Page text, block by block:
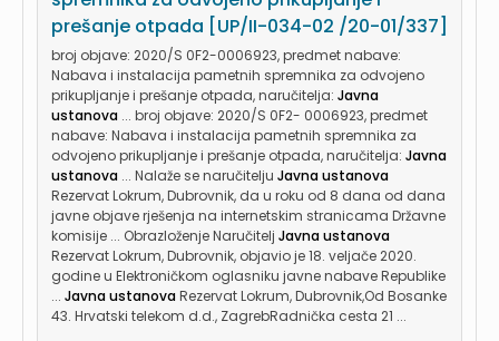
prešanje otpada [UP/II-034-02 /20-01/337]
broj objave: 2020/S 0F2-0006923, predmet nabave:
Nabava i instalacija pametnih spremnika za odvojeno
prikupljanje i prešanje otpada, naručitelja: Javna
ustanova ... broj objave: 2020/S 0F2- 0006923, predmet
nabave: Nabava i instalacija pametnih spremnika za
odvojeno prikupljanje i prešanje otpada, naručitelja: Javna
ustanova ... Nalaže se naručitelju Javna ustanova
Rezervat Lokrum, Dubrovnik, da u roku od 8 dana od dana
javne objave rješenja na internetskim stranicama Državne
komisije ... Obrazloženje Naručitelj Javna ustanova
Rezervat Lokrum, Dubrovnik, objavio je 18. veljače 2020.
godine u Elektroničkom oglasniku javne nabave Republike
... Javna ustanovaRezervat Lokrum, Dubrovnik,Od Bosanke
43. Hrvatski telekom d.d., ZagrebRadnička cesta 21 ...